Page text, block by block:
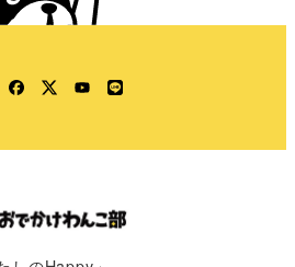
Facebook
TwitterYouTube
LINE